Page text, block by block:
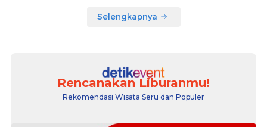
Selengkapnya
Rencanakan Liburanmu!
Rekomendasi Wisata Seru dan Populer